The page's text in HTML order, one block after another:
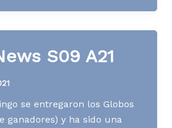
S09 A21
se entregaron los Globos
ganadores) y ha sido una